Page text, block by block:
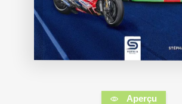
Aperçu